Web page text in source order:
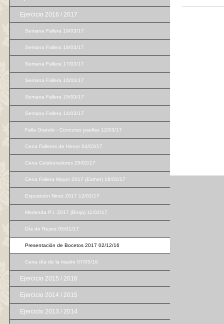
Ejercicio 2016 / 2017
Semana Fallera 19/03/17
Semana Fallera 18/03/17
Semana Fallera 17/03/17
Semana Fallera 16/03/17
Semana Fallera 15/03/17
Semana Fallera 14/03/17
Falla Grande - Concurso paellas 12/03/17
Cena Falleros de Honor 04/03/17
Cena Colaboradores 25/02/17
Cena Fallera Mayor 2017 (Esther) 18/02/17
Exposición Ninot 2017 12/02/17
Merienda P.I. 2017 (Borja) 11/02/17
Día de Reyes 05/01/17
Presentación de Bocetos 2017 02/12/16
Cena día de la madre 07/05/16
Ejercicio 2015 / 2016
Ejercicio 2014 / 2015
Ejercicio 2013 / 2014